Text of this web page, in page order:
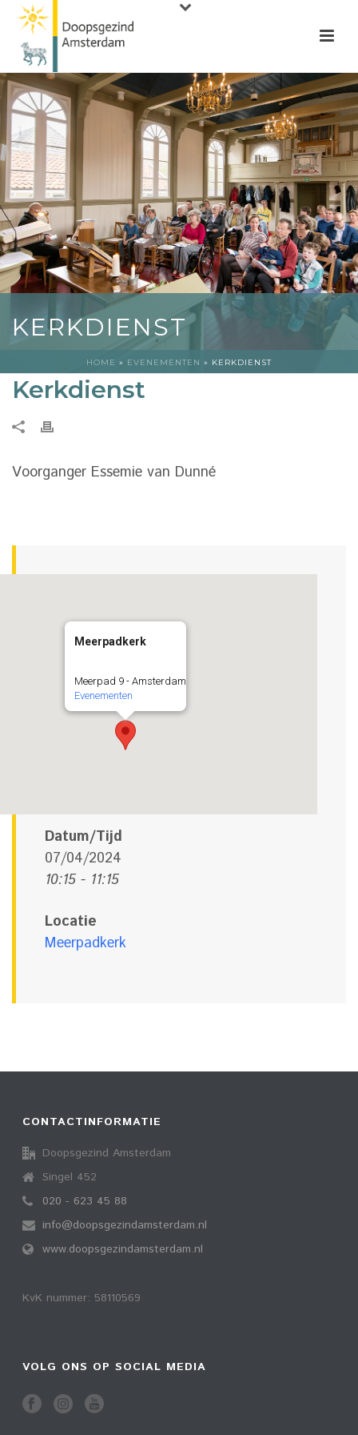
KERKDIENST
HOME » EVENEMENTEN » KERKDIENST
Kerkdienst
Voorganger Essemie van Dunné
Meerpadkerk
Meerpad 9 - Amsterdam
Evenementen
Datum/Tijd
07/04/2024
10:15 - 11:15
Locatie
Meerpadkerk
CONTACTINFORMATIE
Doopsgezind Amsterdam
Singel 452
020 - 623 45 88
info@doopsgezindamsterdam.nl
www.doopsgezindamsterdam.nl
KvK nummer: 58110569
VOLG ONS OP SOCIAL MEDIA